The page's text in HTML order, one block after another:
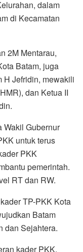
dalam
di Kecamatan
2M Mentarau,
Batam, juga
H Jefridin, mewakili
dan Ketua II
Wakil Gubernur
untuk terus
PKK
pemerintah.
RT dan RW.
TP-PKK Kota
Batam
dan Sejahtera.
kader PKK,